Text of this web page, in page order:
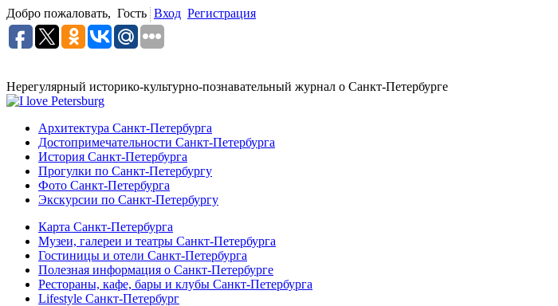
Добро пожаловать, Гость Вход Регистрация
Нерегулярный историко-культурно-познавательный журнал о Санкт-Петербурге
Архитектура Санкт-Петербурга
Достопримечательности Санкт-Петербурга
История Санкт-Петербурга
Прогулки по Санкт-Петербургу
Фото Санкт-Петербурга
Экскурсии по Санкт-Петербургу
Карта Санкт-Петербурга
Музеи, галереи и театры Санкт-Петербурга
Гостиницы и отели Санкт-Петербурга
Полезная информация о Санкт-Петербурге
Рестораны, кафе, бары и клубы Санкт-Петербурга
Lifestyle Санкт-Петербург